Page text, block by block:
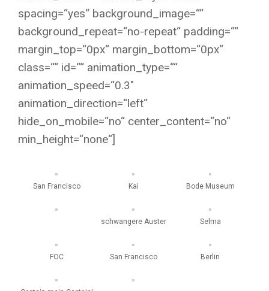
spacing=“yes“ background_image=““
background_repeat=“no-repeat“ padding=““
margin_top=“0px“ margin_bottom=“0px“
class=““ id=““ animation_type=““
animation_speed=“0.3″
animation_direction=“left“
hide_on_mobile=“no“ center_content=“no“
min_height=“none“]
San Francisco Kai Bode Museum
schwangere Auster Selma
FOC San Francisco Berlin